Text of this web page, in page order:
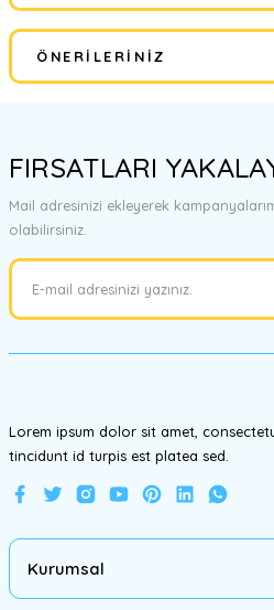
Bu ürüne ilk
Yorum
ÖNERILERINIZ
tarafımıza iletebilirsiniz.
Görüş ve önerileriniz için teşekkür
Ürün resmi kalitesiz, bozuk veya
Ürün bilgilerinde hatalar bulunuyor.
FIRSATLARI
Mail adresinizi ekleyerek
olabilirsiniz.
Lorem ipsum dolor sit amet,
tincidunt id turpis est platea sed.
Kurumsal